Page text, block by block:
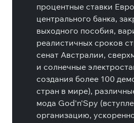
процентные ставки
центрального банка,
выходного пособия,
реалистичных сроков
сенат Австралии,
и солнечные
создания более 100
стран в мире),
мода God'n'Spy
организацию,